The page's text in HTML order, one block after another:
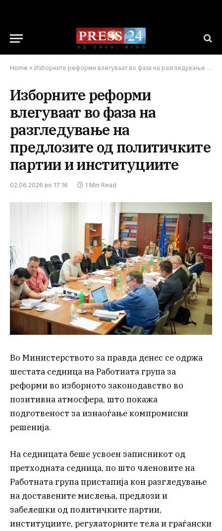
Home » Изборните реформи влегуваат во фаза на разгледување на предлозите од политичките партии и институциите
Изборните реформи
влегуваат во фаза на
разгледување на
предлозите од политичките
партии и институциите
02.06.2026 во 17:16 1 Min Read
Во Министерството за правда денес се одржа
шестата седница на Работната група за
реформи во изборното законодавство во
позитивна атмосфера, што покажа
подготвеност за изнаоѓање компромисни
решенија.
На седницата беше усвоен записникот од
претходната седница, по што членовите на
Работната група пристапија кон разгледување
на доставените мислења, предлози и
забелешки од политичките партии,
институциите, регулаторните тела и граѓански